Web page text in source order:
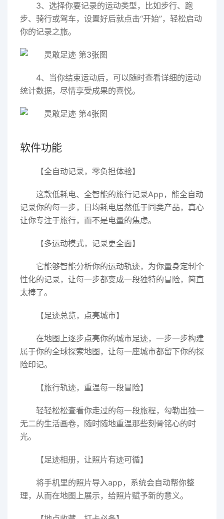
3、选择你要记录的运动类型，比如步行、跑
步、骑行或驾车，设置好后就点击“开始”，轻松启动
你的记录之旅。
4、当你结束运动后，可以随时查看详细的运动
统计数据，尽情享受成果的喜悦。
软件功能
【全自动记录，零负担体验】
这款低耗电、全智能的旅行记录App，能全自动
记录你的每一步，日均耗电居然低于同类产品，真心
让你专注于旅行，而不是电量的焦虑。
【多运动模式，记录更全面】
它能够智能分析你的运动轨迹，为你量身定制个
性化的记录，让每一步都变成一段独特的冒险，简直
太棒了。
【足迹总览，点亮城市】
在地图上逐步点亮你的城市足迹，一步一步构建
属于你的全球探索地图，让每一座城市都留下你的探
险印记。
【旅行轨迹，重温每一段冒险】
轻轻松松查看你走过的每一段旅程，勾勒出独一
无二的生活画卷，随时随地重温那些刻骨铭心的时
光。
【足迹相册，让照片有迹可循】
将手机里的照片导入app，系统会自动帮你整
理，从而在地图上展示，给照片赋予新的意义。